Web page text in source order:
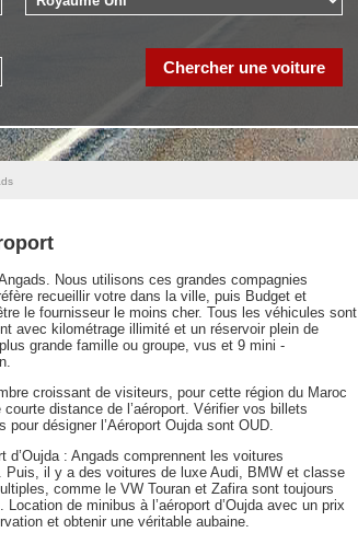
Nous utilisons ces grandes compagnies
recueillir votre dans la ville, puis Budget et
le fournisseur le moins cher. Tous les véhicules sont
avec kilométrage illimité et un réservoir plein de
grande famille ou groupe, vus et 9 mini -
croissant de visiteurs, pour cette région du Maroc
distance de l’aéroport. Vérifier vos billets
désigner l’Aéroport Oujda sont OUD.
d’Oujda : Angads comprennent les voitures
il y a des voitures de luxe Audi, BMW et classe
comme le VW Touran et Zafira sont toujours
de minibus à l’aéroport d’Oujda avec un prix
et obtenir une véritable aubaine.